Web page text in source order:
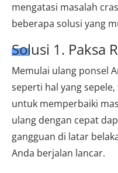
mengatasi masalah
beberapa solusi yang
Solusi 1. Paksa
Memulai ulang ponsel
seperti hal yang
untuk memperbaiki
ulang dengan cepat
gangguan di latar
Anda berjalan lancar.